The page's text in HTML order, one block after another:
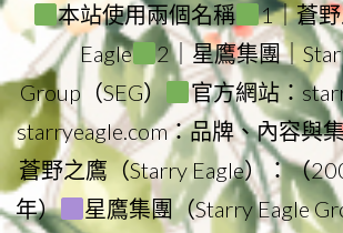
本站使用兩個名稱
1｜蒼
Eagle
2｜星鷹集團｜
Group（SEG）
官方網站：
starryeagle.com：品牌、內容與
蒼野之鷹（Starry Eagle）：（
年）
星鷹集團（Starry Eagle